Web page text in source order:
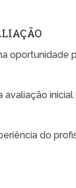
oportunidade
do